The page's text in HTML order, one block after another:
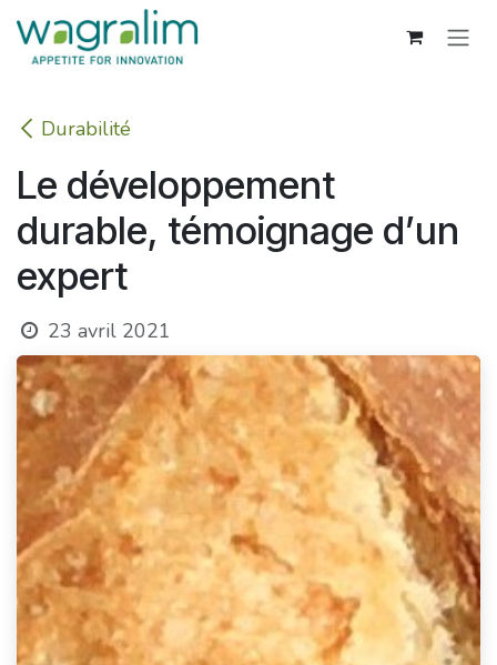
Se rendre au contenu
Durabilité
Le développement
durable, témoignage d’un
expert
23 avril 2021